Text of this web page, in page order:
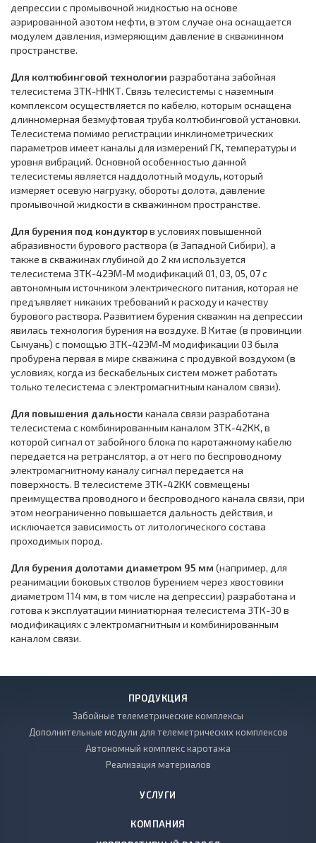
депрессии с промывочной жидкостью на основе
аэрированной азотом нефти, в этом случае она оснащается
модулем давления, измеряющим давление в скважинном
пространстве.
Для колтюбинговой технологии разработана забойная
телесистема ЗТК-ННКТ. Связь телесистемы с наземным
комплексом осуществляется по кабелю, которым оснащена
длинномерная безмуфтовая труба колтюбинговой установки.
Телесистема помимо регистрации инклинометрических
параметров имеет каналы для измерений ГК, температуры и
уровня вибраций. Основной особенностью данной
телесистемы является наддолотный модуль, который
измеряет осевую нагрузку, обороты долота, давление
промывочной жидкости в скважинном пространстве.
Для бурения под кондукторв условиях повышенной
абразивности бурового раствора (в Западной Сибири), а
также в скважинах глубиной до 2 км используется
телесистема ЗТК-42ЭМ-М модификаций 01, 03, 05, 07 с
автономным источником электрического питания, которая не
предъявляет никаких требований к расходу и качеству
бурового раствора. Развитием бурения скважин на депрессии
явилась технология бурения на воздухе. В Китае (в провинции
Сычуань) с помощью ЗТК-42ЭМ-М модификации 03 была
пробурена первая в мире скважина с продувкой воздухом (в
условиях, когда из бескабельных систем может работать
только телесистема с электромагнитным каналом связи).
Для повышения дальности канала связи разработана
телесистема с комбинированным каналом ЗТК-42КК, в
которой сигнал от забойного блока по каротажному кабелю
передается на ретранслятор, а от него по беспроводному
электромагнитному каналу сигнал передается на
поверхность. В телесистеме ЗТК-42КК совмещены
преимущества проводного и беспроводного канала связи, при
этом неограниченно повышается дальность действия, и
исключается зависимость от литологического состава
проходимых пород.
Для бурения долотами диаметром 95 мм (например, для
реанимации боковых стволов бурением через хвостовики
диаметром 114 мм, в том числе на депрессии) разработана и
готова к эксплуатации миниатюрная телесистема ЗТК-30 в
модификациях с электромагнитным и комбинированным
каналом связи.
ПРОДУКЦИЯ
Забойные телеметрические комплексы
Дополнительные модули для телеметрических комплексов
Автономный комплекс каротажа
Реализация материалов
УСЛУГИ
КОМПАНИЯ